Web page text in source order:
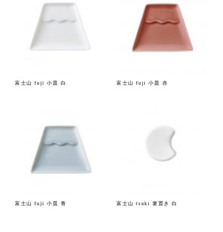
富士山 fuji 小皿 白 富士山 fuji 小皿 赤
富士山 fuji 小皿 青 富士山 tsuki 箸置き 白